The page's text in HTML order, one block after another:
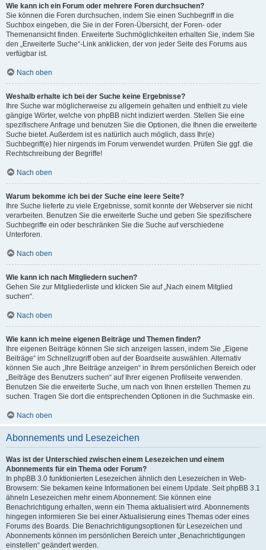
Wie kann ich ein Forum oder mehrere Foren durchsuchen?
Sie können die Foren durchsuchen, indem Sie einen Suchbegriff in die
Suchbox eingeben, die Sie in der Foren-Übersicht, der Foren- oder
Themenansicht finden. Erweiterte Suchmöglichkeiten erhalten Sie, indem Sie
den „Erweiterte Suche“-Link anklicken, der von jeder Seite des Forums aus
verfügbar ist.
Nach oben
Weshalb erhalte ich bei der Suche keine Ergebnisse?
Ihre Suche war möglicherweise zu allgemein gehalten und enthielt zu viele
gängige Wörter, welche von phpBB nicht indiziert werden. Stellen Sie eine
spezifischere Anfrage und benutzen Sie die Optionen, die Ihnen die erweiterte
Suche bietet. Außerdem ist es natürlich auch möglich, dass Ihr(e)
Suchbegriff(e) hier nirgends im Forum verwendet wurden. Prüfen Sie ggf. die
Rechtschreibung der Begriffe!
Nach oben
Warum bekomme ich bei der Suche eine leere Seite?
Ihre Suche lieferte zu viele Ergebnisse, somit konnte der Webserver sie nicht
verarbeiten. Benutzen Sie die erweiterte Suche und geben Sie spezifischere
Suchbegriffe ein oder beschränken Sie die Suche auf verschiedene
Unterforen.
Nach oben
Wie kann ich nach Mitgliedern suchen?
Gehen Sie zur Mitgliederliste und klicken Sie auf „Nach einem Mitglied
suchen“.
Nach oben
Wie kann ich meine eigenen Beiträge und Themen finden?
Ihre eigenen Beiträge können Sie sich anzeigen lassen, indem Sie „Eigene
Beiträge“ im Schnellzugriff oben auf der Boardseite auswählen. Alternativ
können Sie auch „Ihre Beiträge anzeigen“ in Ihrem persönlichen Bereich oder
„Beiträge des Benutzers suchen“ auf Ihrer eigenen Profilseite verwenden.
Benutzen Sie die erweiterte Suche, um nach von Ihnen erstellen Themen zu
suchen. Tragen Sie dort die entsprechenden Optionen in die Suchmaske ein.
Nach oben
Abonnements und Lesezeichen
Was ist der Unterschied zwischen einem Lesezeichen und einem
Abonnements für ein Thema oder Forum?
In phpBB 3.0 funktionierten Lesezeichen ähnlich den Lesezeichen in Web-
Browsern: Sie bekamen keine Informationen bei einem Update. Seit phpBB 3.1
ähneln Lesezeichen mehr einem Abonnement: Sie können eine
Benachrichtigung erhalten, wenn ein Thema aktualisiert wird. Abonnements
hingegen informieren Sie bei einer Aktualisierung eines Themas oder eines
Forums des Boards. Die Benachrichtigungsoptionen für Lesezeichen und
Abonnements können im persönlichen Bereich unter „Benachrichtigungen
einstellen“ geändert werden.